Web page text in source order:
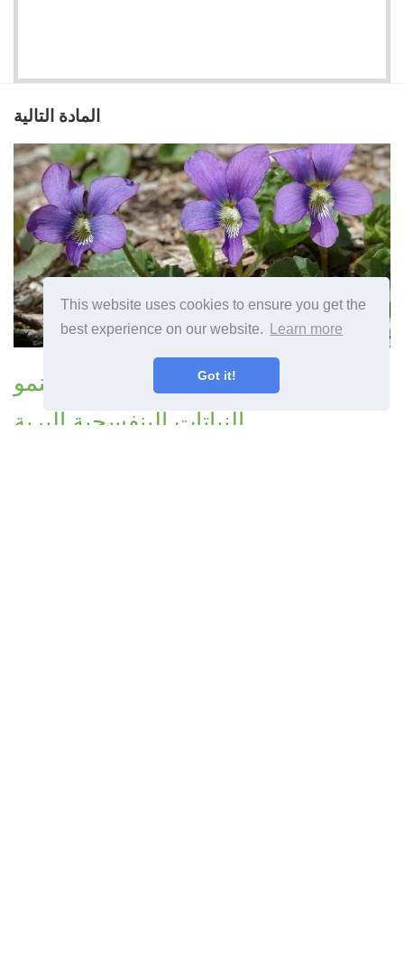
This website uses cookies to ensure you get the
best experience on our website.
Learn more
Got it!
المادة التالية
العناية بالبنفسج البري - كيف تنمو
النباتات البنفسجية البرية